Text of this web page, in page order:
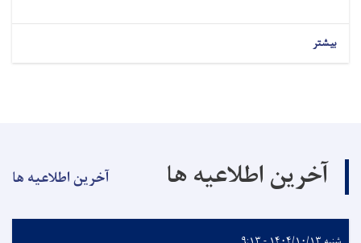
بیشتر
آخرین اطلاعیه ها آخرین اطلاعیه ها